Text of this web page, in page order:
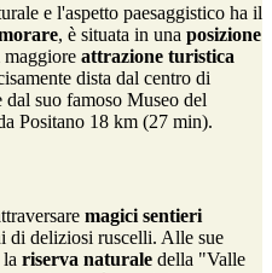
e l'aspetto paesaggistico ha il
, è situata in una posizione
attrazione turistica
dista dal centro di
suo famoso Museo del
Positano 18 km (27 min).
magici sentieri
di deliziosi ruscelli. Alle sue
riserva naturale della "Valle